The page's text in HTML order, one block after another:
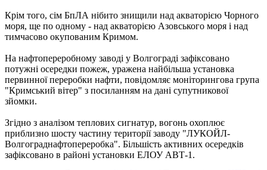
Крім того, сім БпЛА нібито знищили над акваторією Чорного
моря, ще по одному - над акваторією Азовського моря і над
тимчасово окупованим Кримом.
На нафтопереробному заводі у Волгограді зафіксовано
потужні осередки пожеж, уражена найбільша установка
первинної переробки нафти, повідомляє моніторингова група
"Кримський вітер" з посиланням на дані супутникової
зйомки.
Згідно з аналізом теплових сигнатур, вогонь охоплює
приблизно шосту частину території заводу "ЛУКОЙЛ-
Волгограднафтопереробка". Більшість активних осередків
зафіксовано в районі установки ЕЛОУ АВТ-1.